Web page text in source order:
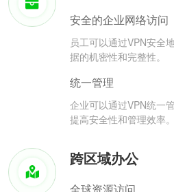
安全的企业网络访问
员工可以通过VPN安全
据的机密性和完整性。
统一管理
企业可以通过VPN统一
提高安全性和管理效率。
跨区域办公